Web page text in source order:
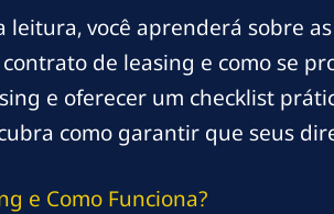
leitura, você aprenderá sobre
de leasing e como se
e oferecer um checklist
como garantir que seus
e Como Funciona?